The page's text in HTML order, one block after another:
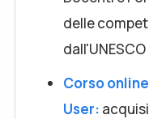
delle
dall'UNESCO
Corso
User: